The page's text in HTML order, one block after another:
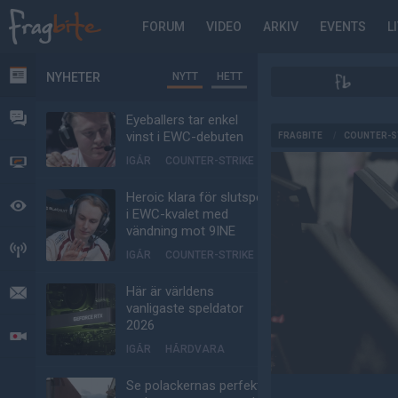
FORUM VIDEO ARKIV EVENTS
NYHETER
FORUM
VIDEO
BEVAKAT
HÄNDELSER
LIVESÄNDNINGAR
NYHETER NYTT HETT
Eyeballers tar enkel
vinst i EWC-debuten
IGÅR COUNTER-STRIKE
Heroic klara för slutspel
i EWC-kvalet med
vändning mot 9INE
IGÅR COUNTER-STRIKE
Här är världens
vanligaste speldator
2026
IGÅR HÅRDVARA
Se polackernas perfekta
FRAGBITE COUNTER-